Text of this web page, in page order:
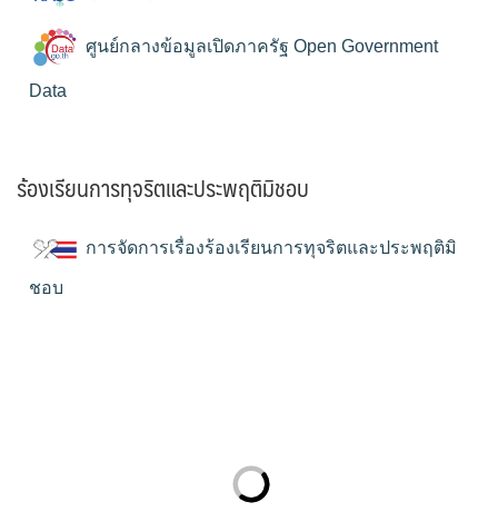
ศูนย์กลางข้อมูลเปิดภาครัฐ Open Government
Data
ร้องเรียนการทุจริตและประพฤติมิชอบ
การจัดการเรื่องร้องเรียนการทุจริตและประพฤติมิ
ชอบ